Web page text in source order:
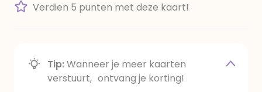
Verdien 5 punten met deze kaart!
Tip:Wanneer je meer kaarten
verstuurt, ontvang je korting!